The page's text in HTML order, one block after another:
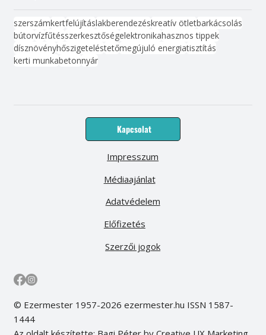
szerszámkertfelújításlakberendezéskreatív ötletbarkácsolás
bútorvízfűtésszerkesztőségelektronikahasznos tippek
dísznövényhőszigeteléstetőmegújuló energiatisztítás
kerti munkabetonnyár
Kapcsolat
Médiaajánlat
Előfizetés
Impresszum
Adatvédelem
Szerzői jogok
© Ezermester 1957-2026 ezermester.hu ISSN 1587-
1444